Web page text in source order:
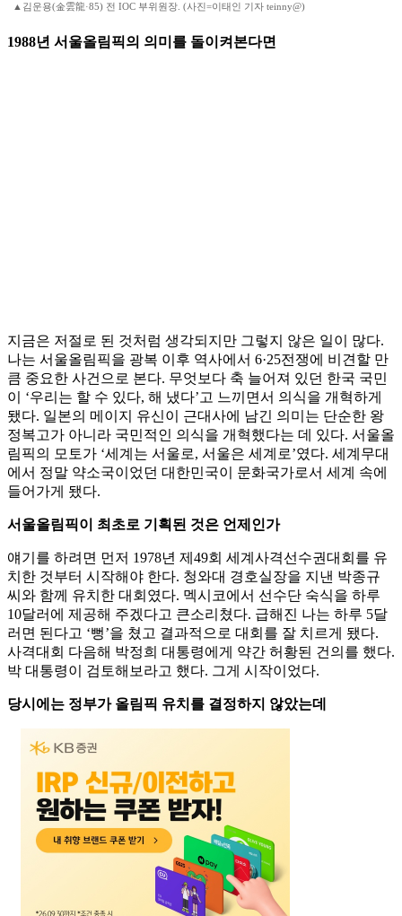
▲김운용(金雲龍·85) 전 IOC 부위원장. (사진=이태인 기자 teinny@)
1988년 서울올림픽의 의미를 돌이켜본다면
지금은 저절로 된 것처럼 생각되지만 그렇지 않은 일이 많다.
나는 서울올림픽을 광복 이후 역사에서 6·25전쟁에 비견할 만
큼 중요한 사건으로 본다. 무엇보다 축 늘어져 있던 한국 국민
이 ‘우리는 할 수 있다, 해 냈다’고 느끼면서 의식을 개혁하게
됐다. 일본의 메이지 유신이 근대사에 남긴 의미는 단순한 왕
정복고가 아니라 국민적인 의식을 개혁했다는 데 있다. 서울올
림픽의 모토가 ‘세계는 서울로, 서울은 세계로’였다. 세계무대
에서 정말 약소국이었던 대한민국이 문화국가로서 세계 속에
들어가게 됐다.
서울올림픽이 최초로 기획된 것은 언제인가
얘기를 하려면 먼저 1978년 제49회 세계사격선수권대회를 유
치한 것부터 시작해야 한다. 청와대 경호실장을 지낸 박종규
씨와 함께 유치한 대회였다. 멕시코에서 선수단 숙식을 하루
10달러에 제공해 주겠다고 큰소리쳤다. 급해진 나는 하루 5달
러면 된다고 ‘뻥’을 쳤고 결과적으로 대회를 잘 치르게 됐다.
사격대회 다음해 박정희 대통령에게 약간 허황된 건의를 했다.
박 대통령이 검토해보라고 했다. 그게 시작이었다.
당시에는 정부가 올림픽 유치를 결정하지 않았는데